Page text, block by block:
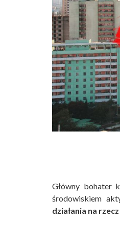
Główny bohater
środowiskiem
działania na